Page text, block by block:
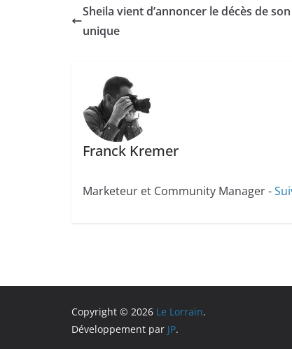
Sheila vient d’annoncer le décès de
unique
Franck Kremer
Marketeur et Community Manager -
Copyright © 2026 Le Lorrain.
Développement par JP.